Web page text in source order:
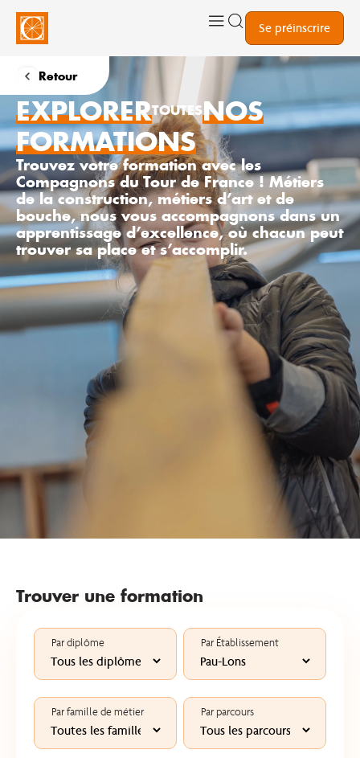
Se préinscrire
Retour
EXPLORERTOUTESNOS
FORMATIONS
Trouvez votre formation avec les
Compagnons du Tour de France ! Métiers
de la construction, métiers d’art et de
bouche, nous vous accompagnons dans un
apprentissage d’excellence, où chacun peut
trouver sa place et s’accomplir.
Trouver une formation
Par diplôme Par Établissement
Par famille de métier Par parcours